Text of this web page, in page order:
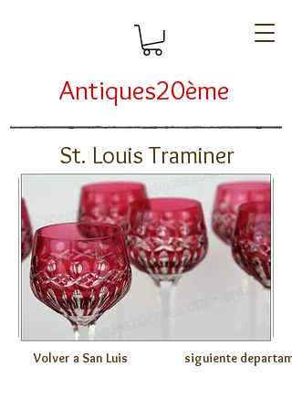
Antiques20ème
St. Louis Traminer
Volver a San Luis siguiente